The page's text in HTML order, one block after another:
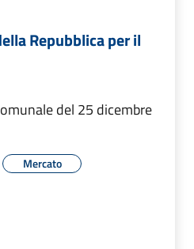
Repubblica per il
del 25 dicembre
Mercato